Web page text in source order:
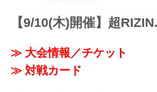
【9/10(木)開催】超
≫ 大会情報／チケット
≫ 対戦カード